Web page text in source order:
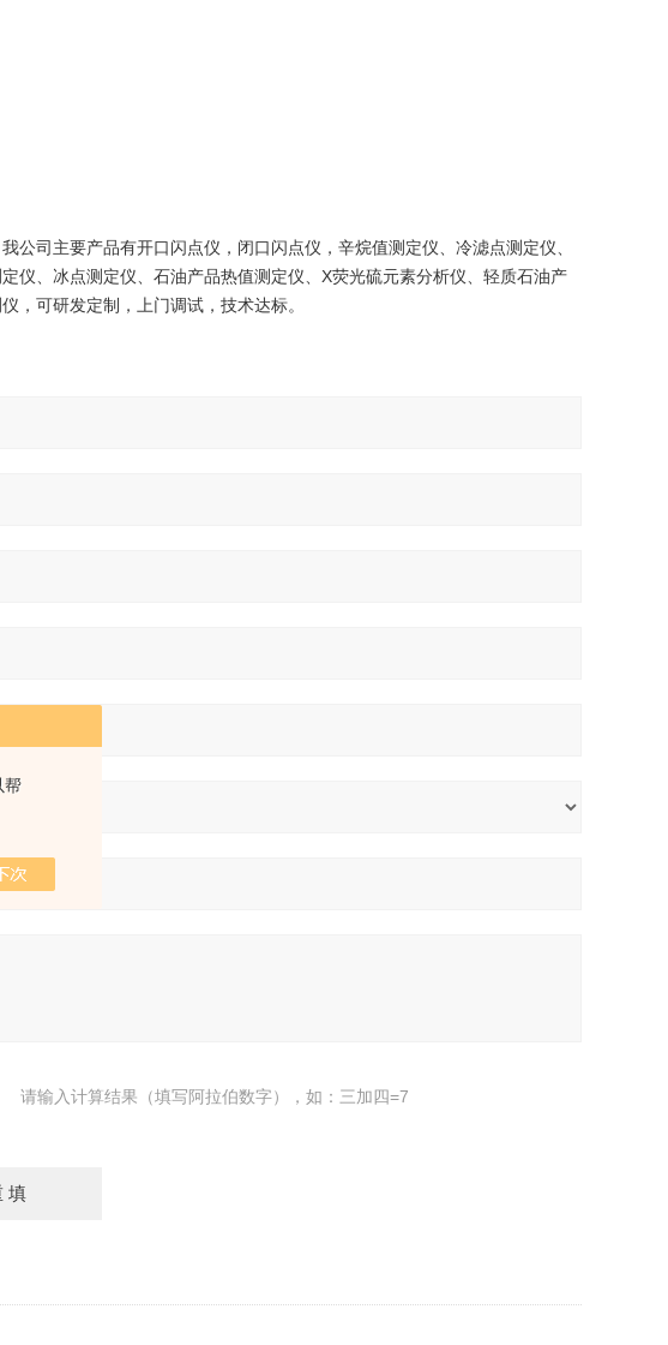
帮
公司主要产品有开口闪点仪，闭口闪点仪，辛烷值测定仪、冷滤点测定仪、
仪、冰点测定仪、石油产品热值测定仪、X荧光硫元素分析仪、轻质石油产
，可研发定制，上门调试，技术达标。
请输入计算结果（填写阿拉伯数字），如：三加四=7